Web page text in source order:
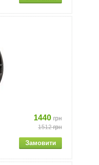
1440 грн
1512грн